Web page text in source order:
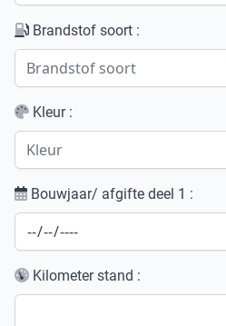
Brandstof soort :
Kleur :
Bouwjaar/ afgifte deel 1 :
Kilometer stand :